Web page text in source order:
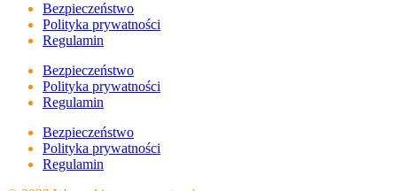
Bezpieczeństwo
Polityka prywatności
Regulamin
Bezpieczeństwo
Polityka prywatności
Regulamin
Bezpieczeństwo
Polityka prywatności
Regulamin